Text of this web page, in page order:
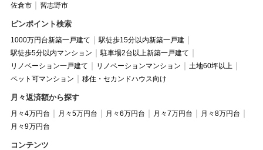
佐倉市
習志野市
ピンポイント検索
1000万円台新築一戸建て
駅徒歩15分以内新築一戸建
駅徒歩5分以内マンション
駐車場2台以上新築一戸建て
リノベーション一戸建て
リノベーションマンション
土地60坪以上
ペット可マンション
移住・セカンドハウス向け
月々返済額から探す
月々4万円台 月々5万円台 月々6万円台 月々7万円台
月々8万円台
月々9万円台
コンテンツ